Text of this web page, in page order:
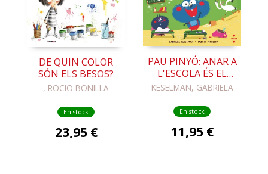
DE QUIN COLOR
SÓN ELS BESOS?
, ROCIO BONILLA
En stock
23,95 €
PAU PINYÓ: ANAR A
L'ESCOLA ÉS EL
MILLOR!
KESELMAN, GABRIELA
En stock
11,95 €